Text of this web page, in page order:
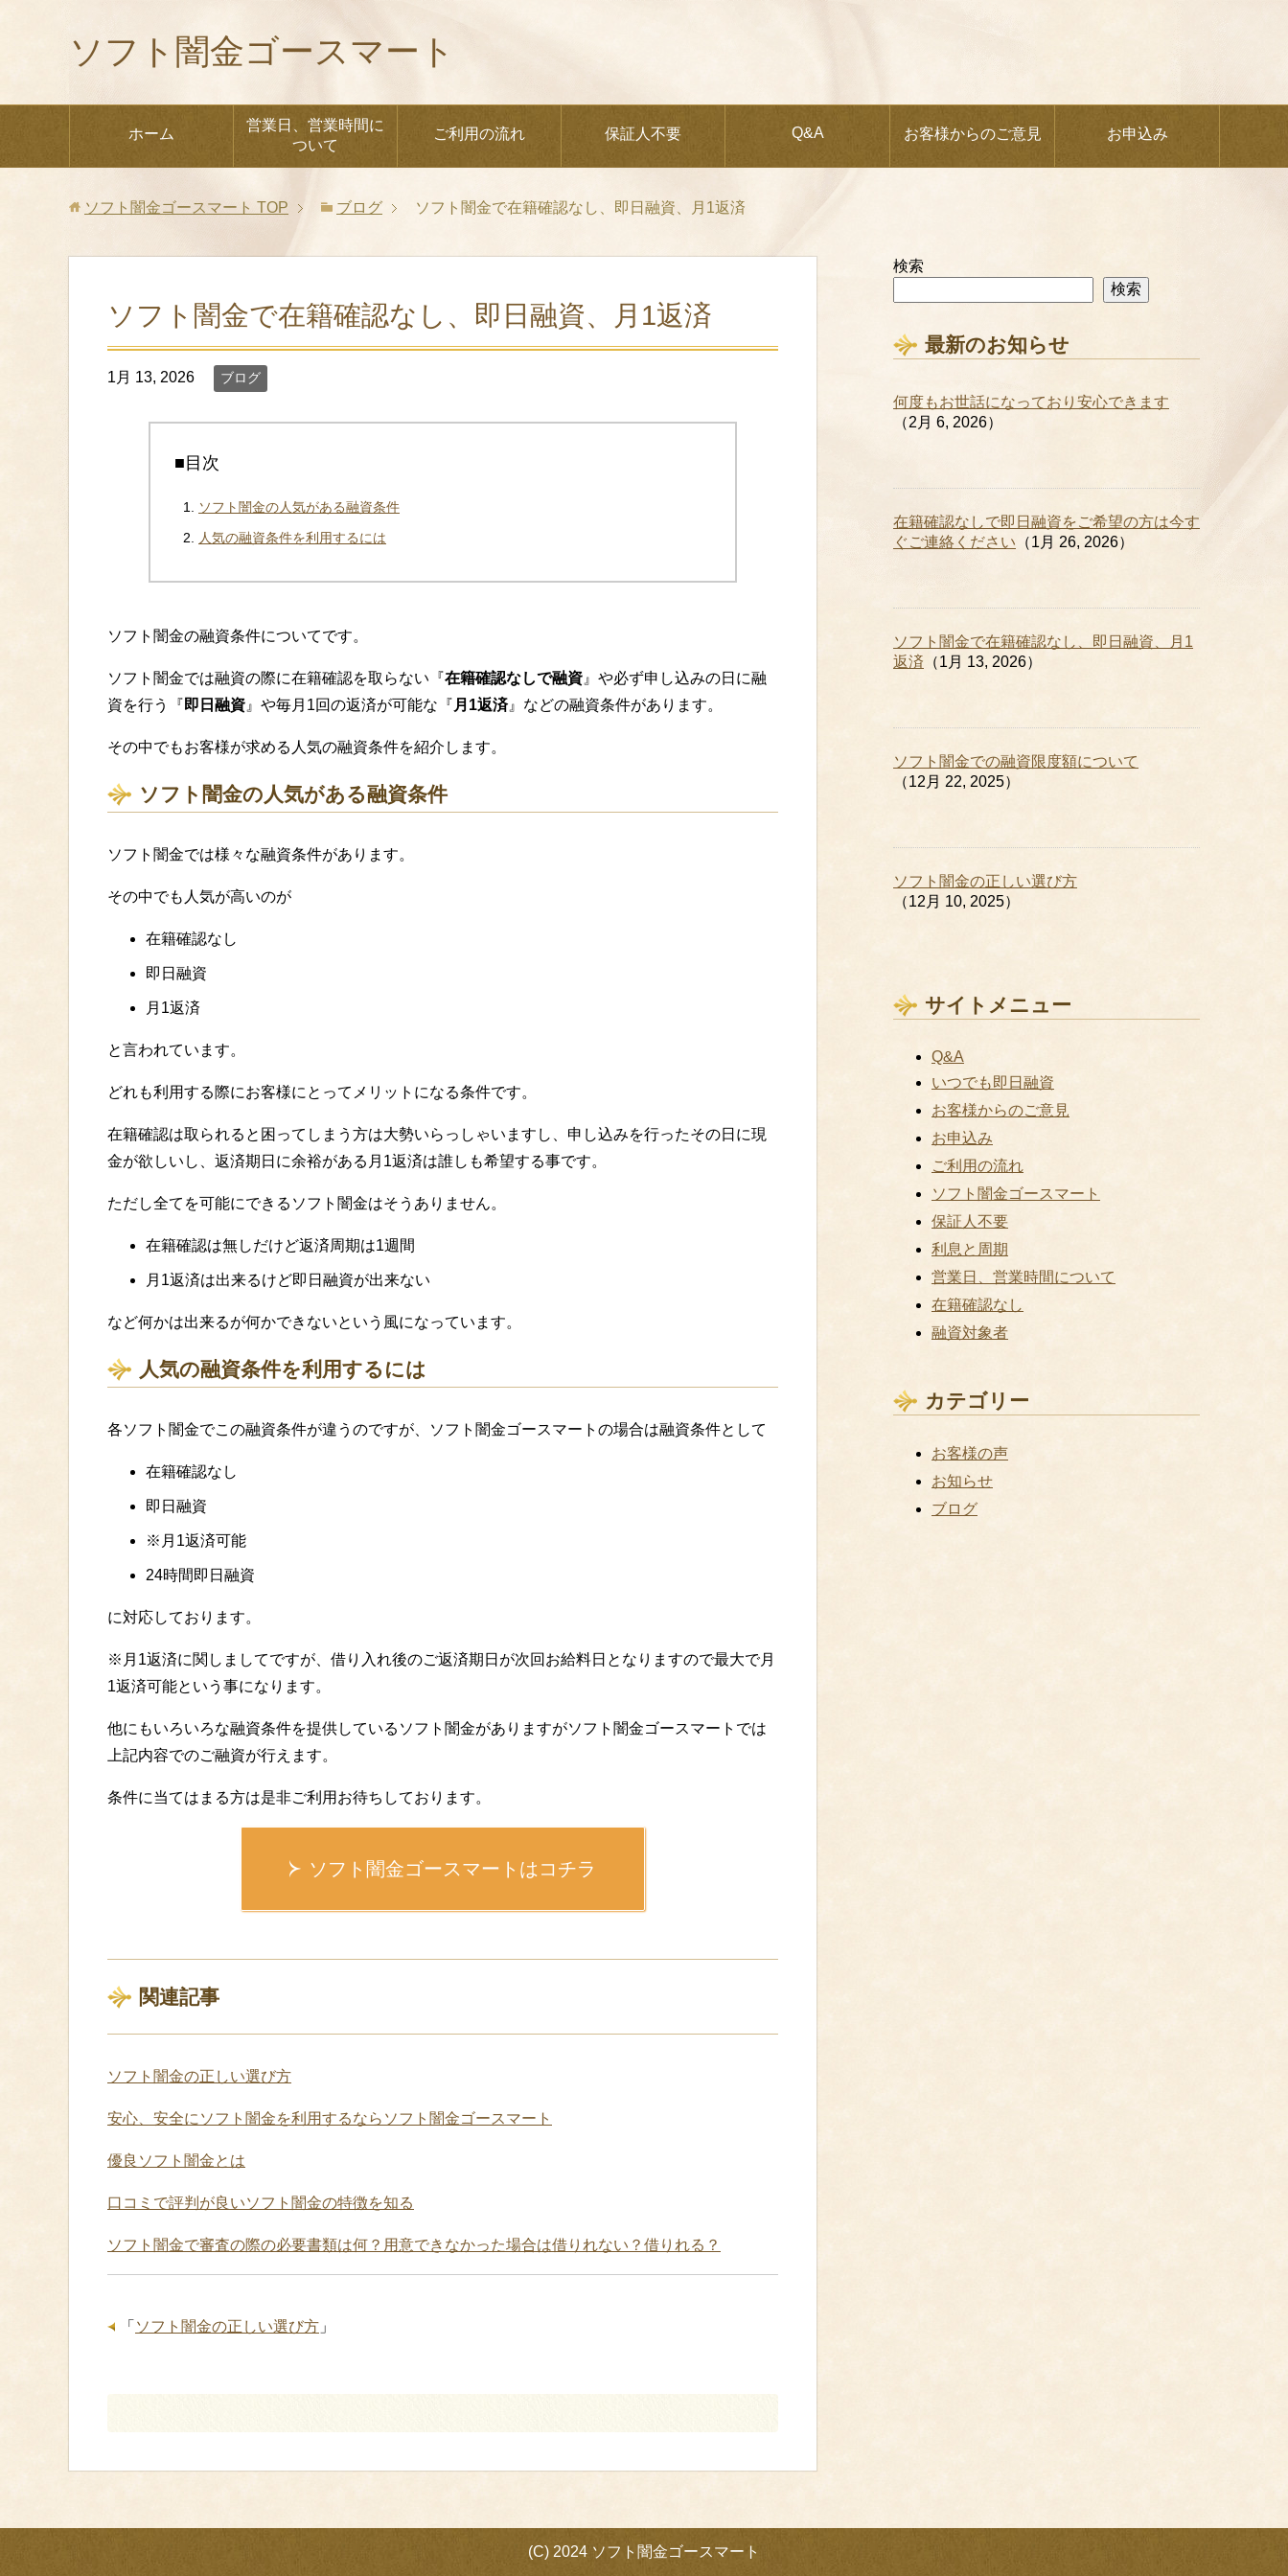
ソフト闇金ゴースマート
ホーム
営業日、営業時間に
ついて
ご利用の流れ 保証人不要 Q&A お客様からのご意見 お申込み
ソフト闇金ゴースマート TOP ブログ ソフト闇金で在籍確認なし、即日融資、月1返済
ソフト闇金で在籍確認なし、即日融資、月1返済
1月 13, 2026 ブログ
■目次
ソフト闇金の人気がある融資条件
人気の融資条件を利用するには
ソフト闇金の融資条件についてです。
ソフト闇金では融資の際に在籍確認を取らない『在籍確認なしで融資 』や必ず申し込みの日に融
資を行う『即日融資 』や毎月1回の返済が可能な『 月1返済』などの融資条件があります。
その中でもお客様が求める人気の融資条件を紹介します。
ソフト闇金の人気がある融資条件
ソフト闇金では様々な融資条件があります。
その中でも人気が高いのが
在籍確認なし
即日融資
月1返済
と言われています。
どれも利用する際にお客様にとってメリットになる条件です。
在籍確認は取られると困ってしまう方は大勢いらっしゃいますし、申し込みを行ったその日に現
金が欲しいし、返済期日に余裕がある月1返済は誰しも希望する事です。
ただし全てを可能にできるソフト闇金はそうありません。
在籍確認は無しだけど返済周期は1週間
月1返済は出来るけど即日融資が出来ない
など何かは出来るが何かできないという風になっています。
人気の融資条件を利用するには
各ソフト闇金でこの融資条件が違うのですが、ソフト闇金ゴースマートの場合は融資条件として
在籍確認なし
即日融資
※月1返済可能
24時間即日融資
に対応しております。
※月1返済に関しましてですが、借り入れ後のご返済期日が次回お給料日となりますので最大で月
1返済可能という事になります。
他にもいろいろな融資条件を提供しているソフト闇金がありますがソフト闇金ゴースマートでは
上記内容でのご融資が行えます。
条件に当てはまる方は是非ご利用お待ちしております。
ソフト闇金ゴースマートはコチラ
関連記事
ソフト闇金の正しい選び方
安心、安全にソフト闇金を利用するならソフト闇金ゴースマート
優良ソフト闇金とは
口コミで評判が良いソフト闇金の特徴を知る
ソフト闇金で審査の際の必要書類は何？用意できなかった場合は借りれない？借りれる？
「 ソフト闇金の正しい選び方 」
検索
検索
最新のお知らせ
何度もお世話になっており安心できます
（2月 6, 2026）
在籍確認なしで即日融資をご希望の方は今す
ぐご連絡ください （1月 26, 2026）
ソフト闇金で在籍確認なし、即日融資、月1
返済 （1月 13, 2026）
ソフト闇金での融資限度額について
（12月 22, 2025）
ソフト闇金の正しい選び方
（12月 10, 2025）
サイトメニュー
Q&A
いつでも即日融資
お客様からのご意見
お申込み
ご利用の流れ
ソフト闇金ゴースマート
保証人不要
利息と周期
営業日、営業時間について
在籍確認なし
融資対象者
カテゴリー
お客様の声
お知らせ
ブログ
(C) 2024 ソフト闇金ゴースマート